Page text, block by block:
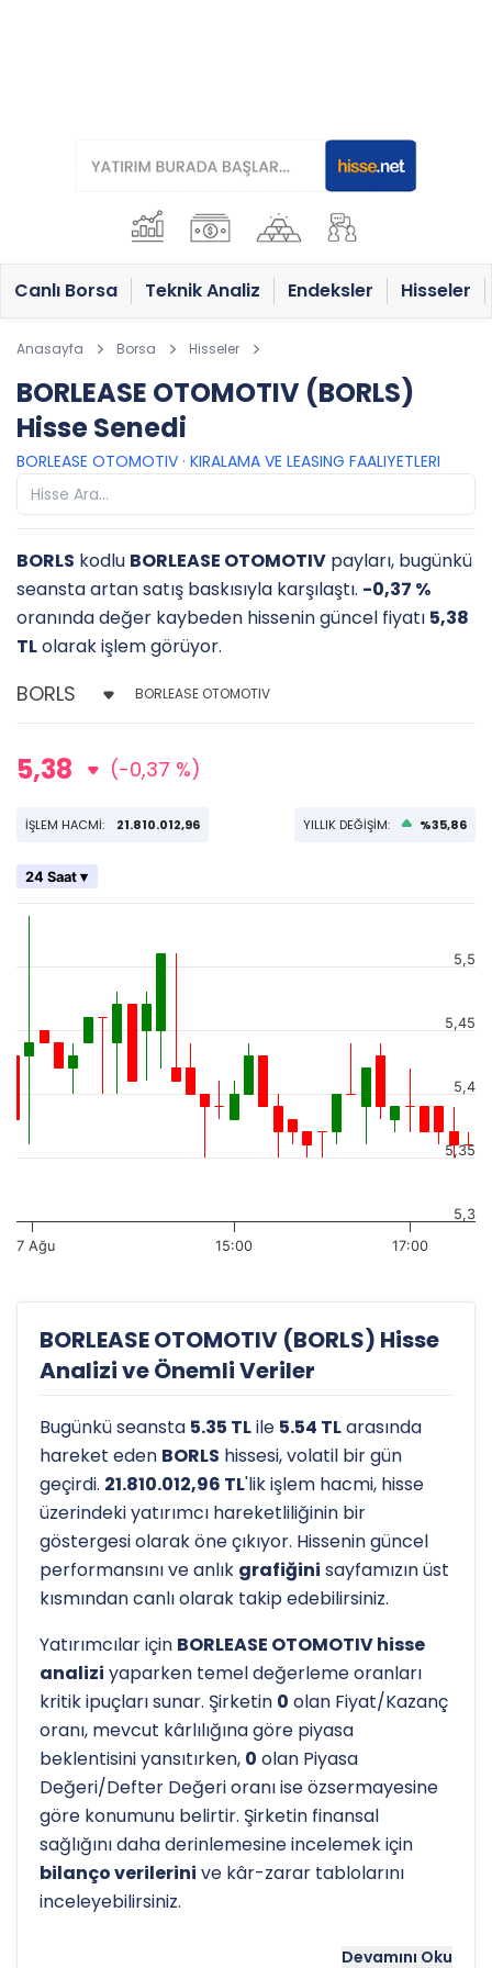
Canlı Borsa Teknik Analiz Endeksler Hisseler
Anasayfa Borsa Hisseler
BORLEASE OTOMOTIV (BORLS)
Hisse Senedi
BORLEASE OTOMOTIV · KIRALAMA VE LEASING FAALIYETLERI
BORLS kodlu BORLEASE OTOMOTIV payları, bugünkü
seansta artan satış baskısıyla karşılaştı. -0,37 %
oranında değer kaybeden hissenin güncel fiyatı 5,38
TLolarak işlem görüyor.
BORLEASE OTOMOTIV
5,38 (-0,37 %)
İŞLEM HACMİ: 21.810.012,96 YILLIK DEĞİŞİM: %35,86
24 Saat ▾
7 Ağu 15:00 17:00
5,3
5,35
5,4
5,45
5,5
BORLEASE OTOMOTIV (BORLS) Hisse
Analizi ve Önemli Veriler
Bugünkü seansta 5.35 TLile 5.54 TLarasında
hareket eden BORLS hissesi, volatil bir gün
geçirdi. 21.810.012,96 TL'lik işlem hacmi, hisse
üzerindeki yatırımcı hareketliliğinin bir
göstergesi olarak öne çıkıyor. Hissenin güncel
performansını ve anlık grafiğini sayfamızın üst
kısmından canlı olarak takip edebilirsiniz.
Yatırımcılar için BORLEASE OTOMOTIV hisse
analizi yaparken temel değerleme oranları
kritik ipuçları sunar. Şirketin 0 olan Fiyat/Kazanç
oranı, mevcut kârlılığına göre piyasa
beklentisini yansıtırken, 0 olan Piyasa
Değeri/Defter Değeri oranı ise özsermayesine
göre konumunu belirtir. Şirketin finansal
sağlığını daha derinlemesine incelemek için
bilanço verilerini ve kâr-zarar tablolarını
inceleyebilirsiniz.
Hissenin uzun vadeli trendini ve potansiyelDevamını Oku